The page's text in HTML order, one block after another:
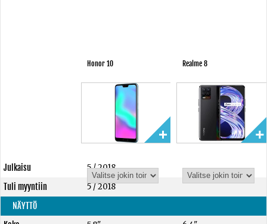
Honor 10 Realme 8
Julkaisu
5 / 2018
Tuli myyntiin
5 / 2018
NÄYTTÖ